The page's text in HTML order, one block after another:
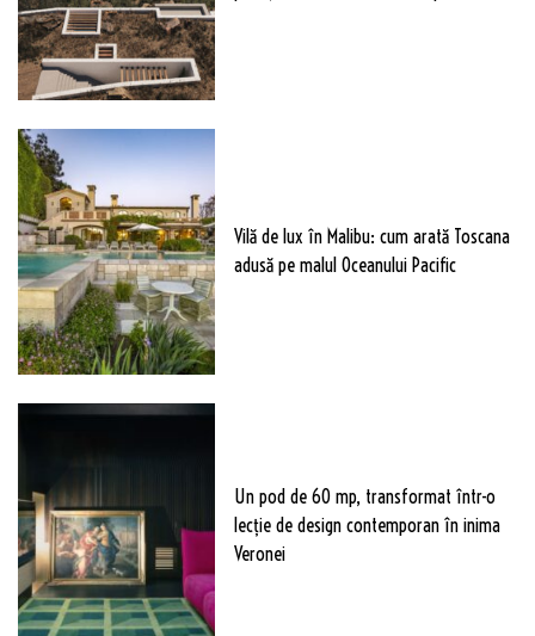
Vilă de lux în Malibu: cum arată Toscana
adusă pe malul Oceanului Pacific
Un pod de 60 mp, transformat într-o
lecție de design contemporan în inima
Veronei